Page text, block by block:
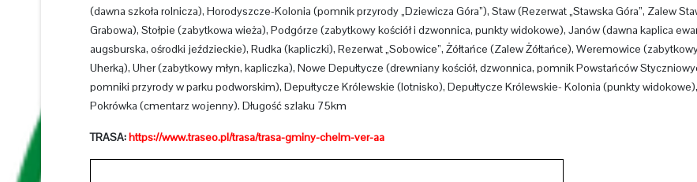
(dawna szkoła rolnicza), Horodyszcze-Kolonia (pomnik przyrody „Dziewicza Góra”), Staw (Rezerwat „Stawska Góra”, Zalew
Grabowa), Stołpie (zabytkowa wieża), Podgórze (zabytkowy kościół i dzwonnica, punkty widokowe), Janów (dawna kaplica
augsburska, ośrodki jeździeckie), Rudka (kapliczki), Rezerwat „Sobowice”, Żółtańce (Zalew Żółtańce), Weremowice
Uherką), Uher (zabytkowy młyn, kapliczka), Nowe Depułtycze (drewniany kościół, dzwonnica, pomnik Powstańców
pomniki przyrody w parku podworskim), Depułtycze Królewskie (lotnisko), Depułtycze Królewskie- Kolonia (punkty widokowe),
Pokrówka (cmentarz wojenny). Długość szlaku 75km
TRASA:https://www.traseo.pl/trasa/trasa-gminy-chelm-ver-aa